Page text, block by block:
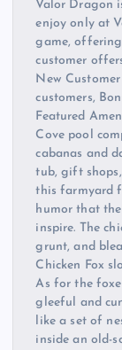
Valor Dragon
enjoy only at
game,
customer
New
customers,
Featured
Cove pool
cabanas and
tub, gift
this farmyard
humor that
inspire. The
grunt, and
Chicken Fox
As for the
gleeful and
like a set of
inside an old-